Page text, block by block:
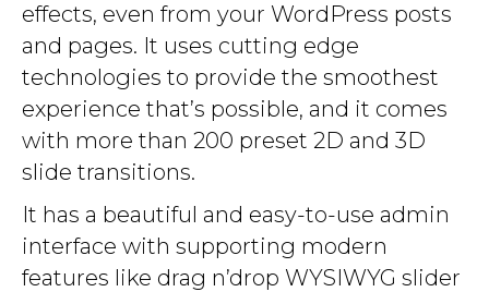
effects, even from your WordPress posts
and pages. It uses cutting edge
technologies to provide the smoothest
experience that’s possible, and it comes
with more than 200 preset 2D and 3D
slide transitions.
It has a beautiful and easy-to-use admin
interface with supporting modern
features like drag n’drop WYSIWYG slider